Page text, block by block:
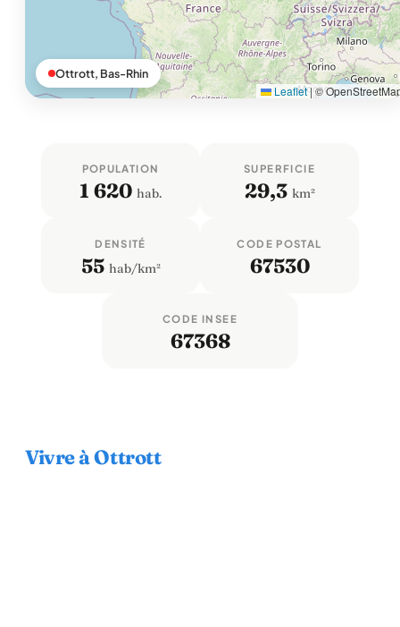
Leaflet|©
Ottrott, Bas-Rhin
POPULATION
1 620 hab.
SUPERFICIE
29,3 km²
DENSITÉ
55 hab/km²
CODE POSTAL
67530
CODE INSEE
67368
Vivre à Ottrott